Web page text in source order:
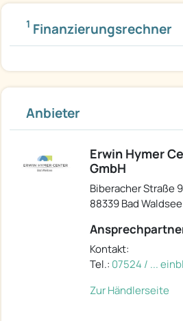
1 Finanzierungsrechner
Anbieter
Erwin Hymer
GmbH
Biberacher Straße
88339 Bad Waldsee
Kontakt:
Tel.: 07524 / ...
Zur Händlerseite